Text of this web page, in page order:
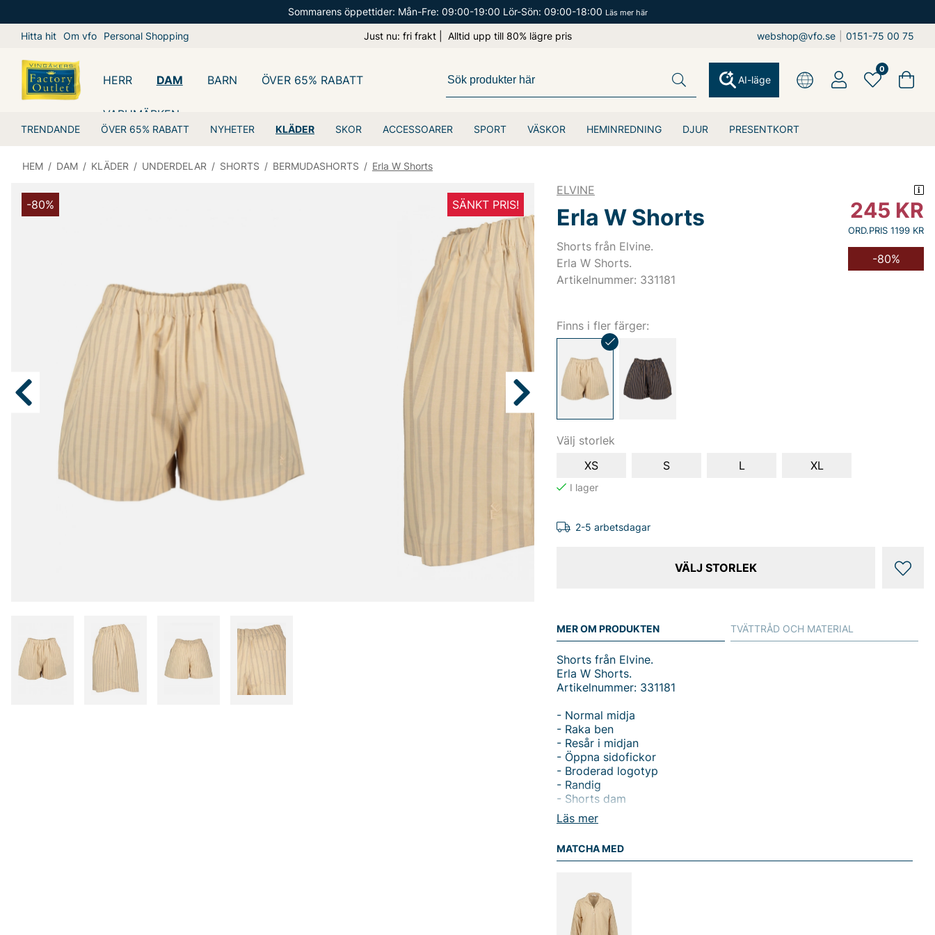
Sommarens öppettider: Mån-Fre: 09:00-19:00 Lör-Sön: 09:00-18:00 Läs mer här
Hitta hit Om vfo Personal Shopping Just nu: fri frakt | Alltid upp till 80% lägre pris webshop@vfo.se 0151-75 00 75
HERR DAM
TRENDANDE ÖVER 65% RABATT NYHETER KLÄDER SKOR ACCESSOARER SPORT VÄSKOR HEMINREDNING DJUR PRESENTKORT
BARN ÖVER 65% RABATT
VARUMÄRKEN
AI-läge
0
HEM / DAM / KLÄDER / UNDERDELAR / SHORTS / BERMUDASHORTS / Erla W Shorts
-80% SÄNKT PRIS!
ELVINE
Erla W Shorts
Shorts från Elvine.
Erla W Shorts.
Artikelnummer: 331181
245 KR
ORD.PRIS 1199 KR
-80%
Finns i fler färger:
Välj storlek
XS
S L XL
2-5 arbetsdagar
VÄLJ STORLEK
MER OM PRODUKTEN
Läs mer
Shorts från Elvine.
Erla W Shorts.
Artikelnummer: 331181
- Normal midja
- Raka ben
- Resår i midjan
- Öppna sidofickor
- Broderad logotyp
- Randig
- Shorts dam
Upptäck Erla W Shorts - Det perfekta valet för värme och stil
Sätt stil på din sommaroutfit med Erla W Shorts från Elvine,
midjan får du både en bekväm och justerbar passform som passar
alla kroppstyper, vilket gör dem till ett utmärkt val för både
avslappnade dagar och mer aktiva äventyr.
TVÄTTRÅD OCH MATERIAL
MATCHA MED